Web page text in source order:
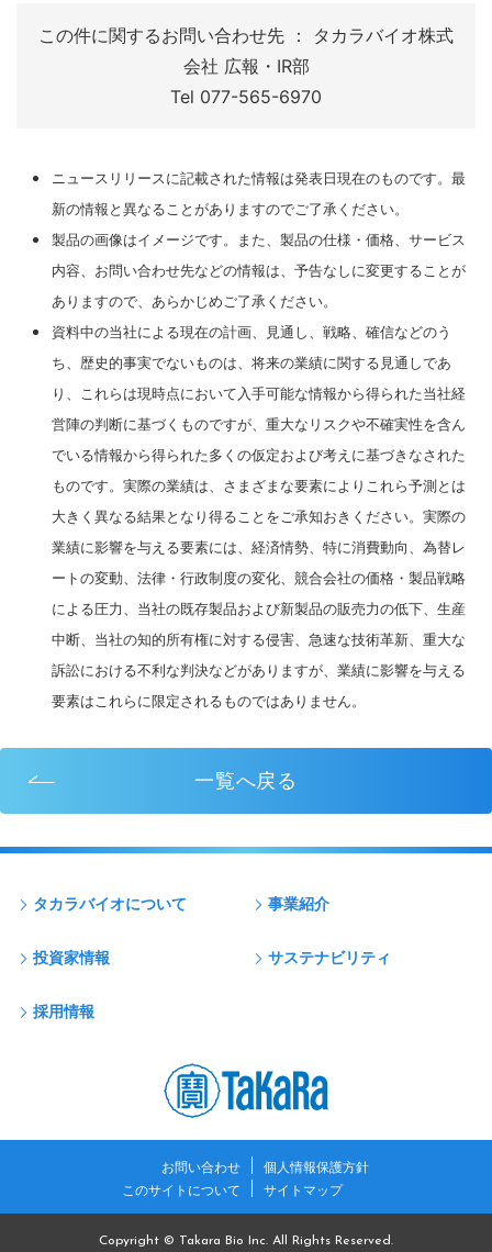
この件に関するお問い合わせ先 ： タカラバイオ株式
会社 広報・IR部
Tel 077-565-6970
ニュースリリースに記載された情報は発表日現在のものです。最
新の情報と異なることがありますのでご了承ください。
製品の画像はイメージです。また、製品の仕様・価格、サービス
内容、お問い合わせ先などの情報は、予告なしに変更することが
ありますので、あらかじめご了承ください。
資料中の当社による現在の計画、見通し、戦略、確信などのう
ち、歴史的事実でないものは、将来の業績に関する見通しであ
り、これらは現時点において入手可能な情報から得られた当社経
営陣の判断に基づくものですが、重大なリスクや不確実性を含ん
でいる情報から得られた多くの仮定および考えに基づきなされた
ものです。実際の業績は、さまざまな要素によりこれら予測とは
大きく異なる結果となり得ることをご承知おきください。実際の
業績に影響を与える要素には、経済情勢、特に消費動向、為替レ
ートの変動、法律・行政制度の変化、競合会社の価格・製品戦略
による圧力、当社の既存製品および新製品の販売力の低下、生産
中断、当社の知的所有権に対する侵害、急速な技術革新、重大な
訴訟における不利な判決などがありますが、業績に影響を与える
要素はこれらに限定されるものではありません。
一覧へ戻る
タカラバイオについて 事業紹介
投資家情報 サステナビリティ
採用情報
お問い合わせ
個人情報保護方針
このサイトについて
サイトマップ
Copyright © Takara Bio Inc. All Rights Reserved.